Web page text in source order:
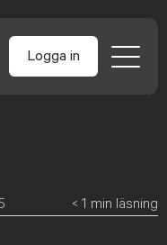
Logga in
< 1 min läsning